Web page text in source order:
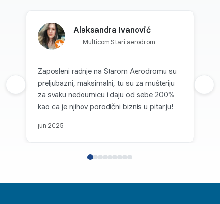
Aleksandra Ivanović
Multicom Stari aerodrom
Zaposleni radnje na Starom Aerodromu su
preljubazni, maksimalni, tu su za mušteriju
za svaku nedoumicu i daju od sebe 200%
kao da je njihov porodični biznis u pitanju!
jun 2025
Prethodna recenzija